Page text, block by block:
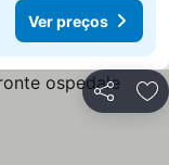
Ver preços
Partilhar